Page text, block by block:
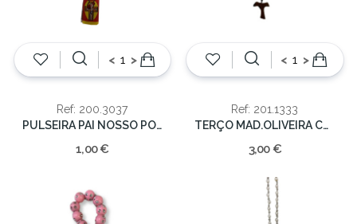
< >
Ref: 200.3037
PULSEIRA PAI NOSSO PORT
1,00 €
< >
Ref: 201.1333
TERÇO MAD.OLIVEIRA C/FECHO 6mm/35cm
3,00 €